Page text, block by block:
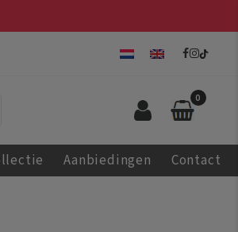
0
Aanbiedingen Contact